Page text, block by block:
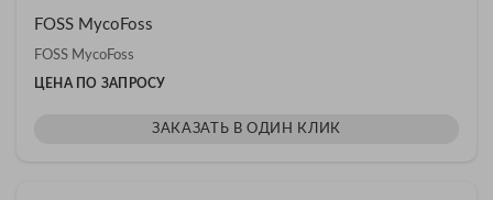
FOSS MycoFoss
FOSS MycoFoss
ЦЕНА ПО ЗАПРОСУ
ЗАКАЗАТЬ В ОДИН КЛИК